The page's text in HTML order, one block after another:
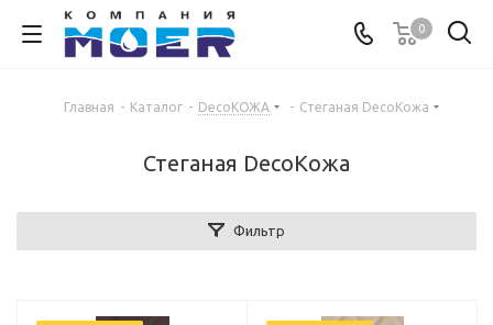
0
Главная - Каталог - DecoКОЖА - Стеганая DecoКожа
Стеганая DecoКожа
Фильтр